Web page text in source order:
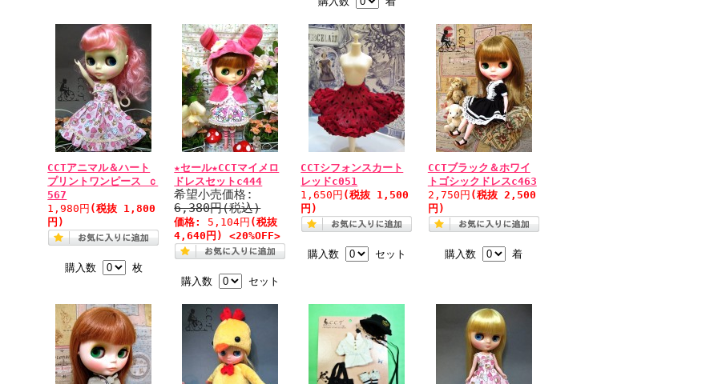
CCTアニマル＆ハート
プリントワンピース ｃ
567
1,980円 (税抜 1,800
円)
購入数 枚
★セール★CCTマイメロ
ドレスセットc444
希望小売価格:
6,380円(税込)
価格: 5,104円 (税抜
4,640円) <20%OFF>
購入数 セット
CCTシフォンスカート
レッドc051
1,650円 (税抜 1,500
円)
購入数 セット
CCTブラック＆ホワイ
トゴシックドレスc463
2,750円 (税抜 2,500
円)
購入数 着